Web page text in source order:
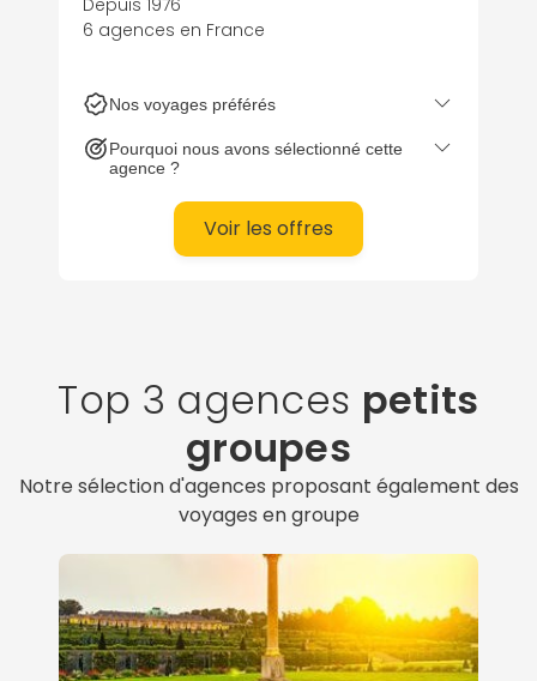
Depuis 1976
6 agences en France
Nos voyages préférés
Pourquoi nous avons sélectionné cette
agence ?
Voir les offres
Top 3 agences petits
groupes
Notre sélection d'agences proposant également des
voyages en groupe